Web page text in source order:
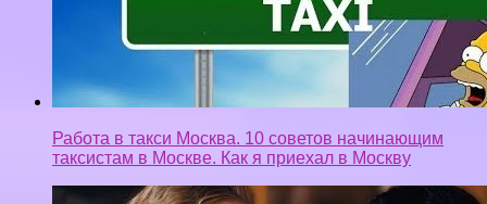
Работа в такси Москва. 10 советов начинающим
таксистам в Москве. Как я приехал в Москву